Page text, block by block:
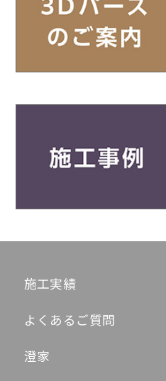
施工実績
よくあるご質問
澄家